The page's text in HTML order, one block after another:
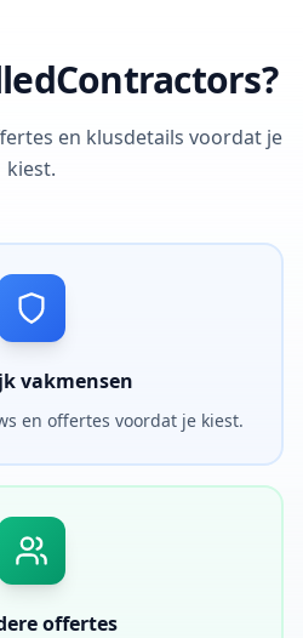
en klusdetails voordat je
kiest.
vakmensen
en offertes voordat je kiest.
offertes